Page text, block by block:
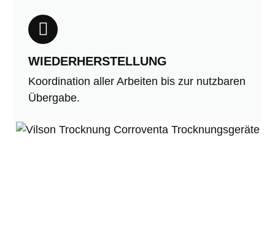
WIEDERHERSTELLUNG
Koordination aller Arbeiten bis zur nutzbaren
Übergabe.